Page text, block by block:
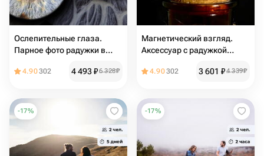
Ослепительные глаза.
Парное фото радужки в
4.90302 4 493₽6 328₽
Магнетический взгляд.
Аксессуар с радужкой
4.90302 3 601 ₽4 339₽
-17% -17%